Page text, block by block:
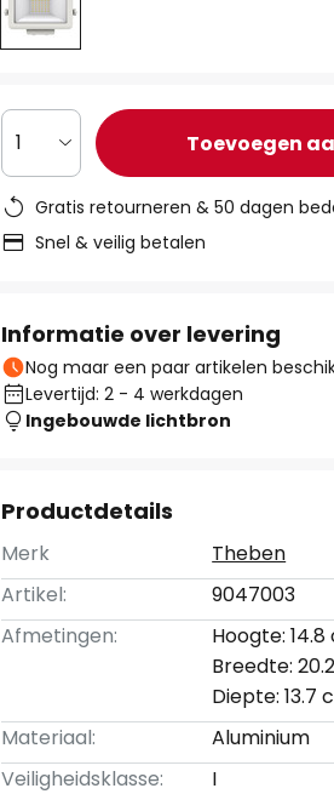
1 Toevoegen
Gratis retourneren & 50 dagen
Snel & veilig betalen
Informatie over levering
Nog maar een paar artikelen
Levertijd: 2 - 4 werkdagen
Ingebouwde lichtbron
Productdetails
Merk
Theben
Artikel:
9047003
Afmetingen:
Hoogte:
Breedte:
Diepte: 13.7
Materiaal:
Aluminium
Veiligheidsklasse:
I